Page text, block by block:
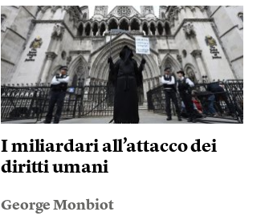
I miliardari all’attacco dei
diritti umani
George Monbiot